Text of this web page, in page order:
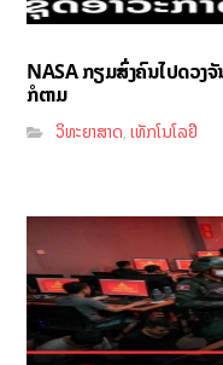
NASA ກຽມສົ່ງຄົນໄປດວງຈັ
ກໍຕາມ
ວິທະຍາສາດ,ເທັກໂນໂລຢີ